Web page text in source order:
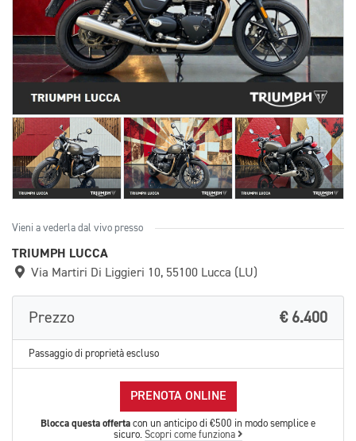
Vieni a vederla dal vivo presso
TRIUMPH LUCCA
Via Martiri Di Liggieri 10, 55100 Lucca (LU)
Prezzo € 6.400
Passaggio di proprietà escluso
PRENOTA ONLINE
Blocca questa offerta con un anticipo di €500 in modo semplice e
sicuro. Scopri come funziona